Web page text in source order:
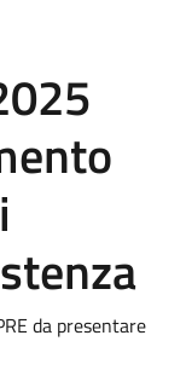
da presentare